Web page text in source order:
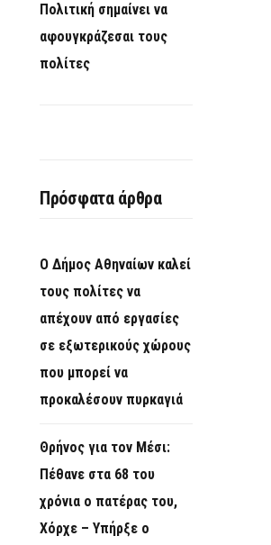
Πολιτική σημαίνει να
αφουγκράζεσαι τους
πολίτες
Πρόσφατα άρθρα
Ο Δήμος Αθηναίων καλεί
τους πολίτες να
απέχουν από εργασίες
σε εξωτερικούς χώρους
που μπορεί να
προκαλέσουν πυρκαγιά
Θρήνος για τον Μέσι:
Πέθανε στα 68 του
χρόνια ο πατέρας του,
Χόρχε – Υπήρξε ο